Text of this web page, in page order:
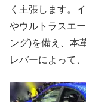
く主張します。
やウルトラスエ
ング)を備え、本
レバーによって